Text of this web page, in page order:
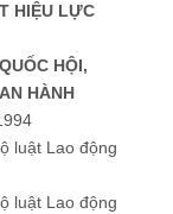
HIỆU LỰC
HỘI,
HÀNH
luật Lao động
luật Lao động